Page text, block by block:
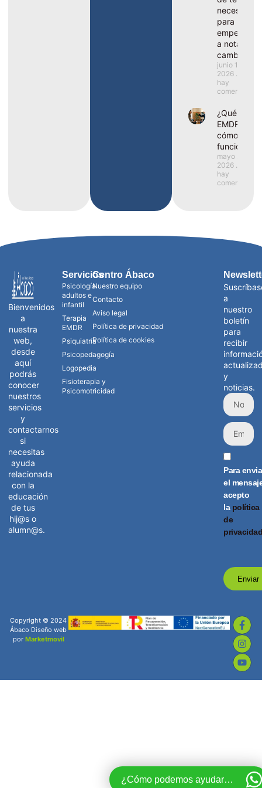
necesito
para
empezar
a notar
cambios?
junio 1,
2026
hay
comentarios
¿Qué es el
EMDR y
cómo
funciona?
mayo 25,
2026
hay
comentarios
Bienvenidos
a
nuestra
web,
desde
aquí
podrás
conocer
nuestros
servicios
y
contactarnos
si
necesitas
ayuda
relacionada
con la
educación
de tus
hij@s o
alumn@s.
Servicios
Psicología
adultos e
infantil
Terapia
EMDR
Psiquiatría
Psicopedagogía
Logopedia
Fisioterapia y
Psicomotricidad
Centro Ábaco
Nuestro equipo
Contacto
Aviso legal
Política de privacidad
Política de cookies
a
nuestro
boletín
para
recibir
y
noticias.
Para
el
acepto
la política
de
Enviar
Copyright © 2024
Ábaco Diseño web
por Marketmovil
¿Cómo podemos ayudarte?